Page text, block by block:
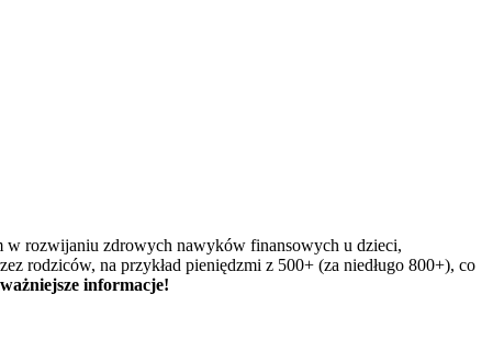
w rozwijaniu zdrowych nawyków finansowych u dzieci,
rodziców, na przykład pieniędzmi z 500+ (za niedługo 800+), co
informacje!